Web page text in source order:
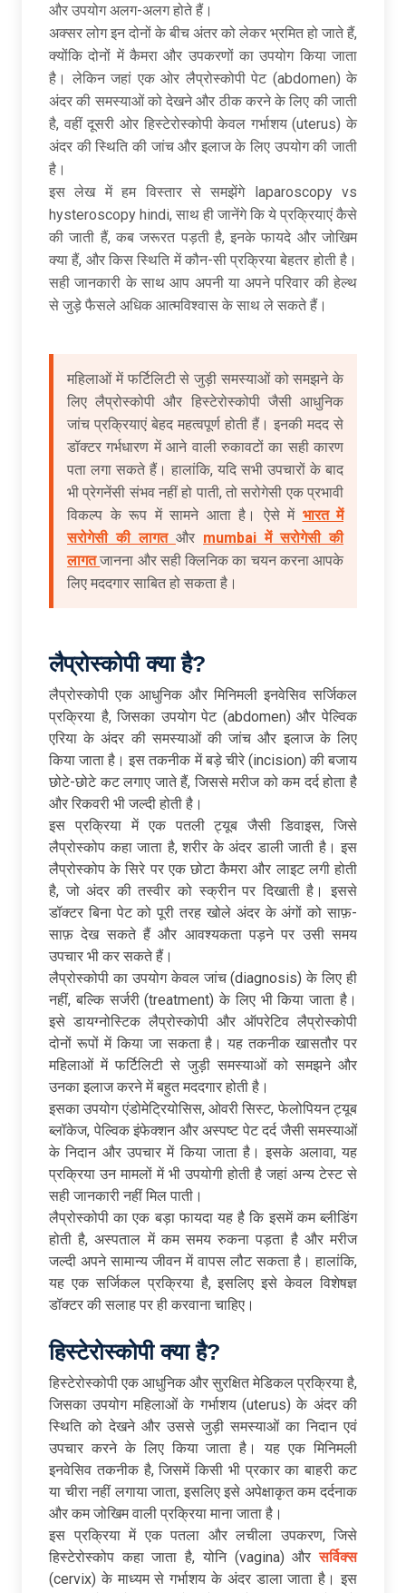
और उपयोग अलग-अलग होते हैं।
अक्सर लोग इन दोनों के बीच अंतर को लेकर भ्रमित हो जाते हैं,
क्योंकि दोनों में कैमरा और उपकरणों का उपयोग किया जाता
है। लेकिन जहां एक ओर लैप्रोस्कोपी पेट (abdomen) के
अंदर की समस्याओं को देखने और ठीक करने के लिए की जाती
है, वहीं दूसरी ओर हिस्टेरोस्कोपी केवल गर्भाशय (uterus) के
अंदर की स्थिति की जांच और इलाज के लिए उपयोग की जाती
है।
इस लेख में हम विस्तार से समझेंगे laparoscopy vs
hysteroscopy hindi, साथ ही जानेंगे कि ये प्रक्रियाएं कैसे
की जाती हैं, कब जरूरत पड़ती है, इनके फायदे और जोखिम
क्या हैं, और किस स्थिति में कौन-सी प्रक्रिया बेहतर होती है।
सही जानकारी के साथ आप अपनी या अपने परिवार की हेल्थ
से जुड़े फैसले अधिक आत्मविश्वास के साथ ले सकते हैं।
महिलाओं में फर्टिलिटी से जुड़ी समस्याओं को समझने के
लिए लैप्रोस्कोपी और हिस्टेरोस्कोपी जैसी आधुनिक
जांच प्रक्रियाएं बेहद महत्वपूर्ण होती हैं। इनकी मदद से
डॉक्टर गर्भधारण में आने वाली रुकावटों का सही कारण
पता लगा सकते हैं। हालांकि, यदि सभी उपचारों के बाद
भी प्रेगनेंसी संभव नहीं हो पाती, तो सरोगेसी एक प्रभावी
विकल्प के रूप में सामने आता है। ऐसे में भारत में
सरोगेसी की लागत और mumbai में सरोगेसी की
लागतजानना और सही क्लिनिक का चयन करना आपके
लिए मददगार साबित हो सकता है।
लैप्रोस्कोपी क्या है?
लैप्रोस्कोपी एक आधुनिक और मिनिमली इनवेसिव सर्जिकल
प्रक्रिया है, जिसका उपयोग पेट (abdomen) और पेल्विक
एरिया के अंदर की समस्याओं की जांच और इलाज के लिए
किया जाता है। इस तकनीक में बड़े चीरे (incision) की बजाय
छोटे-छोटे कट लगाए जाते हैं, जिससे मरीज को कम दर्द होता है
और रिकवरी भी जल्दी होती है।
इस प्रक्रिया में एक पतली ट्यूब जैसी डिवाइस, जिसे
लैप्रोस्कोप कहा जाता है, शरीर के अंदर डाली जाती है। इस
लैप्रोस्कोप के सिरे पर एक छोटा कैमरा और लाइट लगी होती
है, जो अंदर की तस्वीर को स्क्रीन पर दिखाती है। इससे
डॉक्टर बिना पेट को पूरी तरह खोले अंदर के अंगों को साफ़-
साफ़ देख सकते हैं और आवश्यकता पड़ने पर उसी समय
उपचार भी कर सकते हैं।
लैप्रोस्कोपी का उपयोग केवल जांच (diagnosis) के लिए ही
नहीं, बल्कि सर्जरी (treatment) के लिए भी किया जाता है।
इसे डायग्नोस्टिक लैप्रोस्कोपी और ऑपरेटिव लैप्रोस्कोपी
दोनों रूपों में किया जा सकता है। यह तकनीक खासतौर पर
महिलाओं में फर्टिलिटी से जुड़ी समस्याओं को समझने और
उनका इलाज करने में बहुत मददगार होती है।
इसका उपयोग एंडोमेट्रियोसिस, ओवरी सिस्ट, फेलोपियन ट्यूब
ब्लॉकेज, पेल्विक इंफेक्शन और अस्पष्ट पेट दर्द जैसी समस्याओं
के निदान और उपचार में किया जाता है। इसके अलावा, यह
प्रक्रिया उन मामलों में भी उपयोगी होती है जहां अन्य टेस्ट से
सही जानकारी नहीं मिल पाती।
लैप्रोस्कोपी का एक बड़ा फायदा यह है कि इसमें कम ब्लीडिंग
होती है, अस्पताल में कम समय रुकना पड़ता है और मरीज
जल्दी अपने सामान्य जीवन में वापस लौट सकता है। हालांकि,
यह एक सर्जिकल प्रक्रिया है, इसलिए इसे केवल विशेषज्ञ
डॉक्टर की सलाह पर ही करवाना चाहिए।
हिस्टेरोस्कोपी क्या है?
हिस्टेरोस्कोपी एक आधुनिक और सुरक्षित मेडिकल प्रक्रिया है,
जिसका उपयोग महिलाओं के गर्भाशय (uterus) के अंदर की
स्थिति को देखने और उससे जुड़ी समस्याओं का निदान एवं
उपचार करने के लिए किया जाता है। यह एक मिनिमली
इनवेसिव तकनीक है, जिसमें किसी भी प्रकार का बाहरी कट
या चीरा नहीं लगाया जाता, इसलिए इसे अपेक्षाकृत कम दर्दनाक
और कम जोखिम वाली प्रक्रिया माना जाता है।
इस प्रक्रिया में एक पतला और लचीला उपकरण, जिसे
हिस्टेरोस्कोप कहा जाता है, योनि (vagina) औरसर्विक्स
(cervix) के माध्यम से गर्भाशय के अंदर डाला जाता है। इस